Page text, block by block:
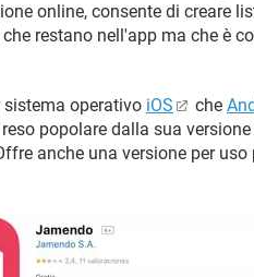
online, consente di creare
restano nell'app ma che è
operativo iOS che
popolare dalla sua
anche una versione per